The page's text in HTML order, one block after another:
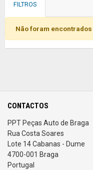
FILTROS
Não foram
CONTACTOS
PPT Peças Auto de Braga
Rua Costa Soares
Lote 14 Cabanas - Dume
4700-001 Braga
Portugal